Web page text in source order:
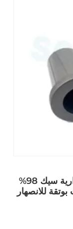
مصنع رخيصة عالية الجودة بوتقة حرارية سيك 98%